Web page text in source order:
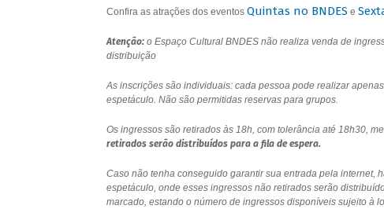
Confira as atrações dos eventos Quintas no BNDES e
Atenção:o Espaço Cultural BNDES não realiza venda de
distribuição
As inscrições são individuais: cada pessoa pode realizar
espetáculo. Não são permitidas reservas para grupos.
Os ingressos são retirados às 18h, com tolerância até 18h30,
retirados serão distribuídos para a fila de espera.
Caso não tenha conseguido garantir sua entrada pela internet,
espetáculo, onde esses ingressos não retirados serão
marcado, estando o número de ingressos disponíveis sujeito à